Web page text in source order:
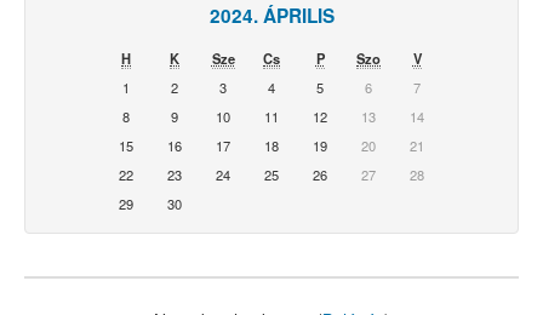
2024. ÁPRILIS
H K Sze Cs P Szo
V
1
2 3 4 5 6
7
8
9 10 11 12 13
14
15
16 17 18 19 20
21
22
23 24 25 26 27
28
29
30